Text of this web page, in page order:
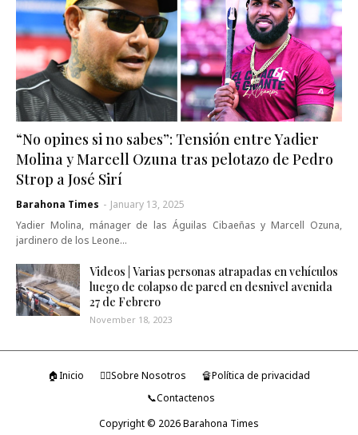
“No opines si no sabes”: Tensión entre Yadier
Molina y Marcell Ozuna tras pelotazo de Pedro
Strop a José Sirí
Barahona Times - January 13, 2025
Yadier Molina, mánager de las Águilas Cibaeñas y Marcell Ozuna,
jardinero de los Leone…
Videos | Varias personas atrapadas en vehículos
luego de colapso de pared en desnivel avenida
27 de Febrero
November 18, 2023
🏠Inicio 🤷‍♂️Sobre Nosotros
🔏Política de privacidad
📞Contactenos
Copyright © 2026Barahona Times